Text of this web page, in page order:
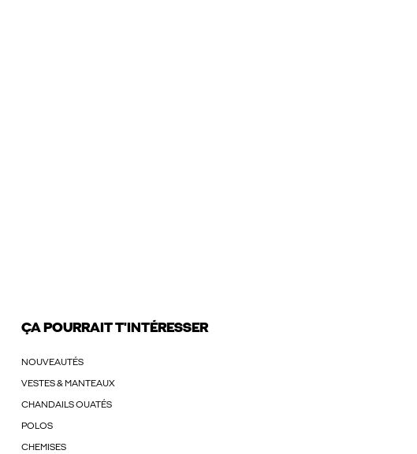
ÇA POURRAIT T'INTÉRESSER
NOUVEAUTÉS
VESTES & MANTEAUX
CHANDAILS OUATÉS
POLOS
CHEMISES